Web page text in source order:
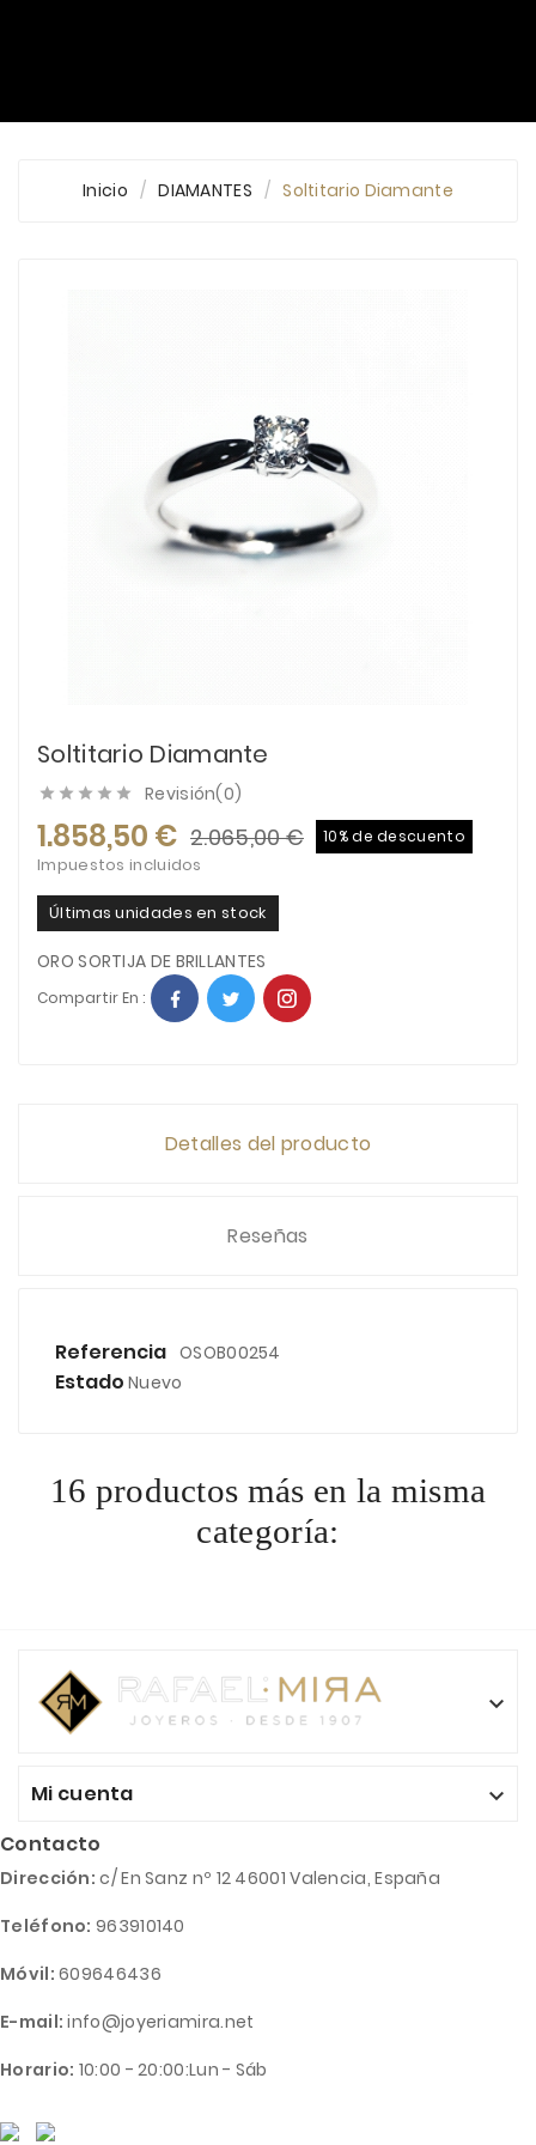
Inicio DIAMANTES Soltitario Diamante
Soltitario Diamante
     Revisión(0)
1.858,50 € 2.065,00 € 10% de descuento
Impuestos incluidos
Últimas unidades en stock
ORO SORTIJA DE BRILLANTES
Compartir En :
Detalles del producto
Reseñas
Referencia OSOB00254
Estado Nuevo
16 productos más en la misma
categoría:

Mi cuenta 
Contacto
Dirección: c/ En Sanz nº 12 46001 Valencia, España
Teléfono: 963910140
Móvil: 609646436
E-mail: info@joyeriamira.net
Horario: 10:00 - 20:00:Lun - Sáb